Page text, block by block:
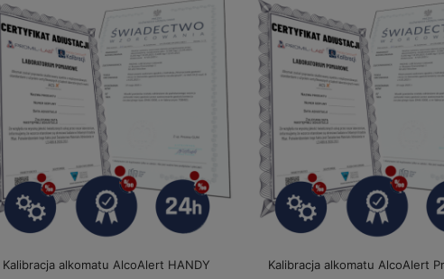
Kalibracja alkomatu AlcoAlert HANDY Kalibracja alkomatu AlcoAlert